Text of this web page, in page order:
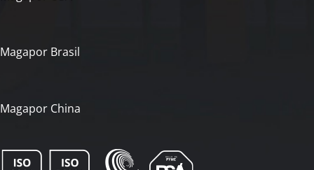
Magapor Brasil
Magapor China